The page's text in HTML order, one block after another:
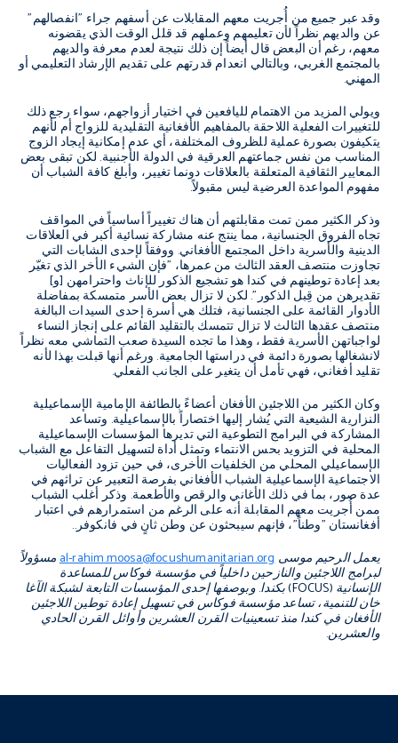
وقد عبر جميع من أُجريت معهم المقابلات عن أسفهم جراء "انفصالهم"
عن والديهم نظراً لأن تعليمهم وعملهم قد قلل الوقت الذي يقضونه
معهم، رغم أن البعض قال أيضاً إن ذلك نتيجة لعدم معرفة والديهم
بالمجتمع الغربي، وبالتالي انعدام قدرتهم على تقديم الإرشاد التعليمي أو
المهني.
ويولي المزيد من الاهتمام لليافعين في اختيار أزواجهم، سواء رجع ذلك
للتغييرات الفعلية اللاحقة بالمفاهيم الأفغانية التقليدية للزواج أم لأنهم
يتكيفون بصورة عملية للظروف المختلفة، أي عدم إمكانية إيجاد الزوج
المناسب من نفس جماعتهم العرقية في الدولة الأجنبية. لكن تبقى بعض
المعايير الثقافية المتعلقة بالعلاقات دونما تغيير، وأبلغ كافة الشباب أن
مفهوم المواعدة العرضية ليس مقبولاً.
وذكر الكثير ممن تمت مقابلتهم أن هناك تغييراً أساسياً في المواقف
تجاه الفروق الجنسانية، مما ينتج عنه مشاركة نسائية أكبر في العلاقات
الدينية والأسرية داخل المجتمع الأفغاني. ووفقاً لإحدى الشابات التي
تجاوزت منتصف العقد الثالث من عمرها، "فإن الشيء الأخر الذي تغيّر
بعد إعادة توطينهم في كندا هو تشجيع الذكور للإناث واحترامهن [و]
تقديرهن من قِبل الذكور". لكن لا تزال بعض الأسر متمسكة بمفاضلة
الأدوار القائمة على الجنسانية، فتلك هي أسرة إحدى السيدات البالغة
منتصف عقدها الثالث لا تزال تتمسك بالتقليد القائم على إنجاز النساء
لواجباتهن الأسرية فقط، وهذا ما تجده السيدة صعب التماشي معه نظراً
لانشغالها بصورة دائمة في دراستها الجامعية. ورغم أنها قبلت بهذا لأنه
تقليد أفغاني، فهي تأمل أن يتغير على الجانب الفعلي.
وكان الكثير من اللاجئين الأفغان أعضاءً بالطائفة الإمامية الإسماعيلية
النزارية الشيعية التي يُشار إليها اختصاراً بالإسماعيلية. وتساعد
المشاركة في البرامج التطوعية التي تديرها المؤسسات الإسماعيلية
المحلية في التزويد بحس الانتماء وتمثل أداة لتسهيل التفاعل مع الشباب
الإسماعيلي المحلي من الخلفيات الأخرى، في حين تزود الفعاليات
الاجتماعية الإسماعيلية الشباب الأفغاني بفرصة التعبير عن تراثهم في
عدة صور، بما في ذلك الأغاني والرقص والأطعمة. وذكر أغلب الشباب
ممن أُجريت معهم المقابلة أنه على الرغم من استمرارهم في اعتبار
أفغانستان "وطناً"، فإنهم سيبحثون عن وطن ثانٍ في فانكوفر..
يعمل الرحيم موسىal-rahim.moosa@focushumanitarian.orgمسؤولاً
لبرامج اللاجئين والنازحين داخلياً في مؤسسة فوكاس للمساعدة
الإنسانية (FOCUS) بكندا. وبوصفها إحدى المؤسسات التابعة لشبكة الآغا
خان للتنمية، تساعد مؤسسة فوكاس في تسهيل إعادة توطين اللاجئين
الأفغان في كندا منذ تسعينيات القرن العشرين وأوائل القرن الحادي
والعشرين.